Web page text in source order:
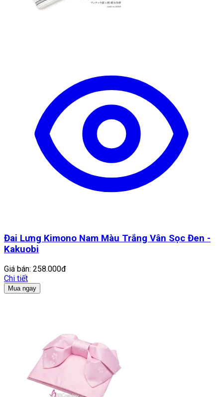
Đai Lưng Kimono Nam Màu Trắng Vân Sọc Đen -
Kakuobi
Giá bán: 258.000đ
Chi tiết
Mua ngay